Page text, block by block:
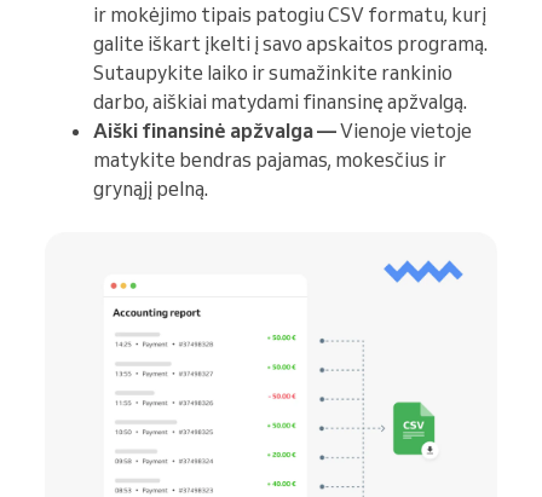
ir mokėjimo tipais patogiu CSV formatu, kurį
galite iškart įkelti į savo apskaitos programą.
Sutaupykite laiko ir sumažinkite rankinio
darbo, aiškiai matydami finansinę apžvalgą.
Aiški finansinė apžvalga —Vienoje vietoje
matykite bendras pajamas, mokesčius ir
grynąjį pelną.